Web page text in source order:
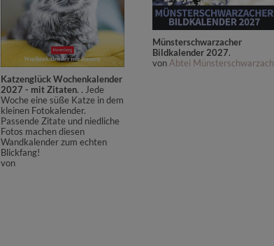
Katzenglück Wochenkalender
2027 - mit Zitaten. . Jede
Woche eine süße Katze in dem
kleinen Fotokalender.
Passende Zitate und niedliche
Fotos machen diesen
Wandkalender zum echten
Blickfang!
von
Münsterschwarzacher
Bildkalender 2027.
von Abtei Münsterschwarzach